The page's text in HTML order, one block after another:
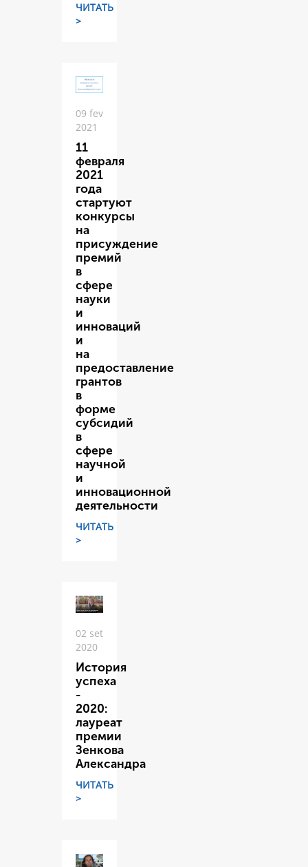
ЧИТАТЬ
>
09 fev
2021
11
февраля
2021
года
стартуют
конкурсы
на
присуждение
премий
в
сфере
науки
и
инноваций
и
на
предоставление
грантов
в
форме
субсидий
в
сфере
научной
и
инновационной
деятельности
ЧИТАТЬ
>
02 set
2020
История
успеха
-
2020:
лауреат
премии
Зенкова
Александра
ЧИТАТЬ
>